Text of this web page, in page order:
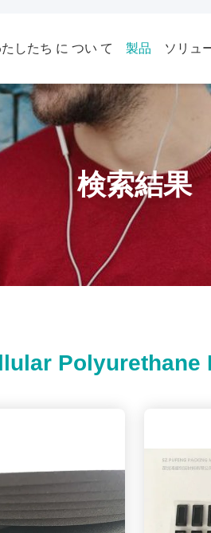
したち に つい て 製品 ソリュ
検索結果
Polyurethane